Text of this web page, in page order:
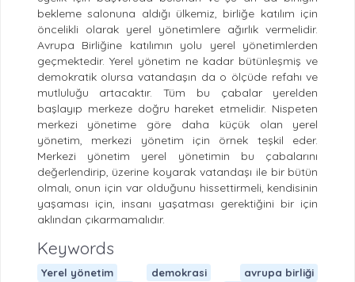
bekleme salonuna aldığı ülkemiz, birliğe katılım için
öncelikli olarak yerel yönetimlere ağırlık vermelidir.
Avrupa Birliğine katılımın yolu yerel yönetimlerden
geçmektedir. Yerel yönetim ne kadar bütünleşmiş ve
demokratik olursa vatandaşın da o ölçüde refahı ve
mutluluğu artacaktır. Tüm bu çabalar yerelden
başlayıp merkeze doğru hareket etmelidir. Nispeten
merkezi yönetime göre daha küçük olan yerel
yönetim, merkezi yönetim için örnek teşkil eder.
Merkezi yönetim yerel yönetimin bu çabalarını
değerlendirip, üzerine koyarak vatandaşı ile bir bütün
olmalı, onun için var olduğunu hissettirmeli, kendisinin
yaşaması için, insanı yaşatması gerektiğini bir için
aklından çıkarmamalıdır.
Keywords
Yerel yönetim demokrasi
avrupa birliği